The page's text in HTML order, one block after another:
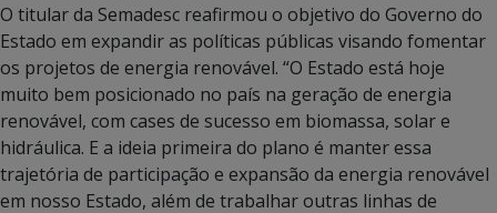
O titular da Semadesc reafirmou o objetivo do Governo do
Estado em expandir as políticas públicas visando fomentar
os projetos de energia renovável. “O Estado está hoje
muito bem posicionado no país na geração de energia
renovável, com cases de sucesso em biomassa, solar e
hidráulica. E a ideia primeira do plano é manter essa
trajetória de participação e expansão da energia renovável
em nosso Estado, além de trabalhar outras linhas de